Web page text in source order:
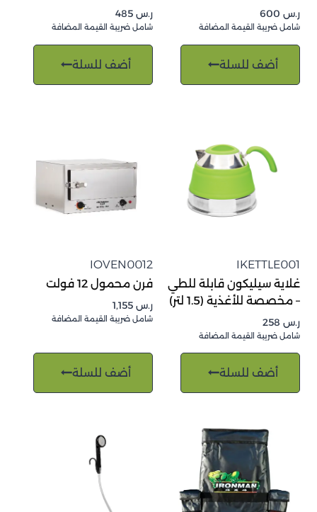
ر.س
شامل ضريبة القيمة المضافة
أضف للسلة
ر.س
شامل ضريبة القيمة المضافة
أضف للسلة
IKETTLE001
غلاية سيليكون قابلة للطي
– مخصصة للأغذية (1.5 لتر)
ر.س
شامل ضريبة القيمة المضافة
أضف للسلة
IOVEN0012
فرن محمول 12 فولت
ر.س
شامل ضريبة القيمة المضافة
أضف للسلة